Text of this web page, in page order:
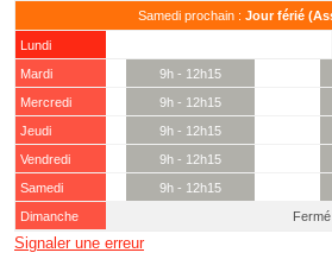
Samedi prochain : Jour férié
Lundi
Mardi
9h - 12h15
Mercredi
9h - 12h15
Jeudi
9h - 12h15
Vendredi
9h - 12h15
Samedi
9h - 12h15
Dimanche
Fermé
Signaler une erreur